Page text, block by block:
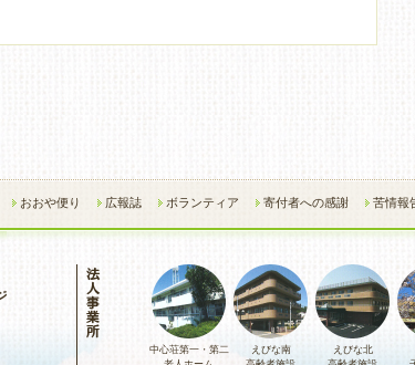
おおや便り 広報誌 ボランティア 寄付者への感謝 苦情報
中心荘第一・第二
えびな南
えびな北